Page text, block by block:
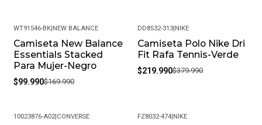
-41%
WT91546-BK| NEW BALANCE
Camiseta New Balance
Essentials Stacked
Para Mujer-Negro
$99.990$169.990
-42%
DD8532-313 NIKE
Camiseta Polo Nike Dri
Fit Rafa Tennis-Verde
$219.990$379.990
10023876-A02| CONVERSE FZ8032-474 NIKE